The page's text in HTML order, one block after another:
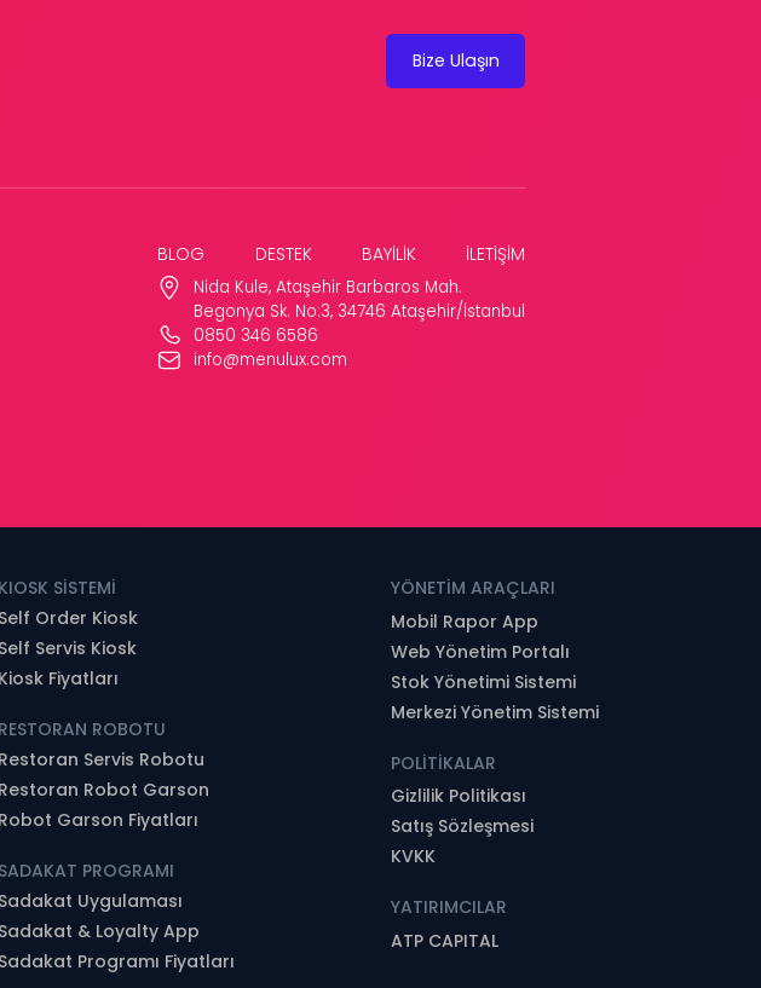
Bize Ulaşın
BLOG DESTEK BAYİLİK İLETİŞİM
Nida Kule, Ataşehir Barbaros Mah.
Begonya Sk. No:3, 34746 Ataşehir/İstanbul
0850 346 6586
info@menulux.com
KIOSK SİSTEMİ
Self Order Kiosk
Self Servis Kiosk
Kiosk Fiyatları
RESTORAN ROBOTU
Restoran Servis Robotu
Restoran Robot Garson
Robot Garson Fiyatları
SADAKAT PROGRAMI
Sadakat Uygulaması
Sadakat & Loyalty App
Sadakat Programı Fiyatları
YÖNETİM ARAÇLARI
Mobil Rapor App
Web Yönetim Portalı
Stok Yönetimi Sistemi
Merkezi Yönetim Sistemi
POLİTİKALAR
Gizlilik Politikası
Satış Sözleşmesi
KVKK
YATIRIMCILAR
ATP CAPITAL